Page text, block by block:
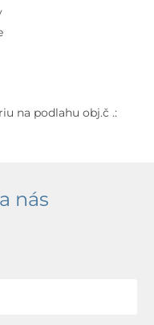
na podlahu obj.č .:
nás